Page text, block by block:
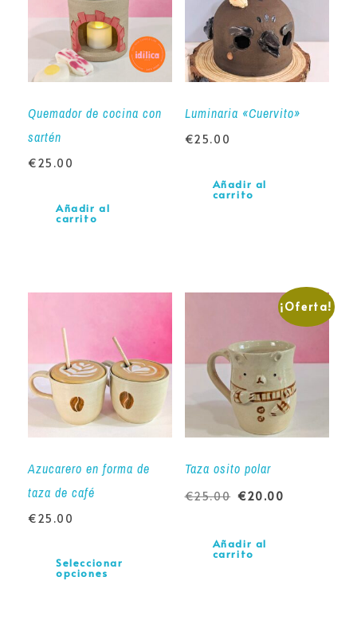
Quemador de cocina con
sartén
€25.00
Añadir al
carrito
Luminaria «Cuervito»
€25.00
Añadir al
carrito
Azucarero en forma de
taza de café
€25.00
Seleccionar
opciones
¡Oferta!
Taza osito polar
€25.00 €20.00
Añadir al
carrito